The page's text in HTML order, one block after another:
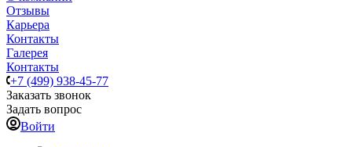
Отзывы
Карьера
Контакты
Галерея
Контакты
+7 (499) 938-45-77
Заказать звонок
Задать вопрос
Войти